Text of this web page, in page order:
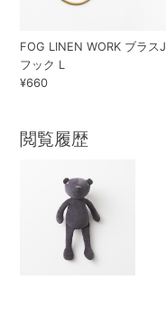
FOG LINEN WORK ブラスJ
フック L
¥660
閲覧履歴